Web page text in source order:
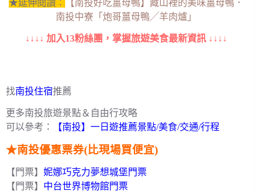
★延伸閱讀︰
【南投好吃薑母鴨】藏山裡的美味薑母鴨．
南投中寮「炮哥薑母鴨╱羊肉爐」
↓↓↓↓ 加入13粉絲團，掌握旅遊美食最新資訊 ↓↓↓↓
找南投住宿推薦
更多南投旅遊景點＆自由行攻略
可以參考：
【南投】一日遊推薦景點/美食/交通/行程
★南投優惠票券(比現場買便宜)
【門票】 妮娜巧克力夢想城堡門票
【門票】 中台世界博物館門票